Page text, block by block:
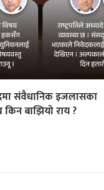
संवैधानिक इजलासका
बाझियो राय ?